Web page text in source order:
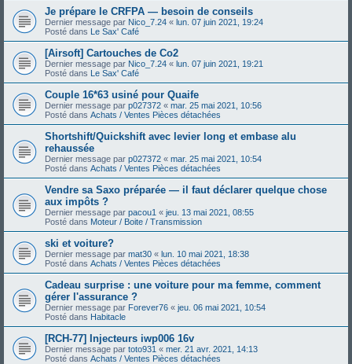
Je prépare le CRFPA — besoin de conseils
Dernier message par Nico_7.24 « lun. 07 juin 2021, 19:24
Posté dans Le Sax' Café
[Airsoft] Cartouches de Co2
Dernier message par Nico_7.24 « lun. 07 juin 2021, 19:21
Posté dans Le Sax' Café
Couple 16*63 usiné pour Quaife
Dernier message par p027372 « mar. 25 mai 2021, 10:56
Posté dans Achats / Ventes Pièces détachées
Shortshift/Quickshift avec levier long et embase alu
rehaussée
Dernier message par p027372 « mar. 25 mai 2021, 10:54
Posté dans Achats / Ventes Pièces détachées
Vendre sa Saxo préparée — il faut déclarer quelque chose
aux impôts ?
Dernier message par pacou1 « jeu. 13 mai 2021, 08:55
Posté dans Moteur / Boite / Transmission
ski et voiture?
Dernier message par mat30 « lun. 10 mai 2021, 18:38
Posté dans Achats / Ventes Pièces détachées
Cadeau surprise : une voiture pour ma femme, comment
gérer l'assurance ?
Dernier message par Forever76 « jeu. 06 mai 2021, 10:54
Posté dans Habitacle
[RCH-77] Injecteurs iwp006 16v
Dernier message par toto931 « mer. 21 avr. 2021, 14:13
Posté dans Achats / Ventes Pièces détachées